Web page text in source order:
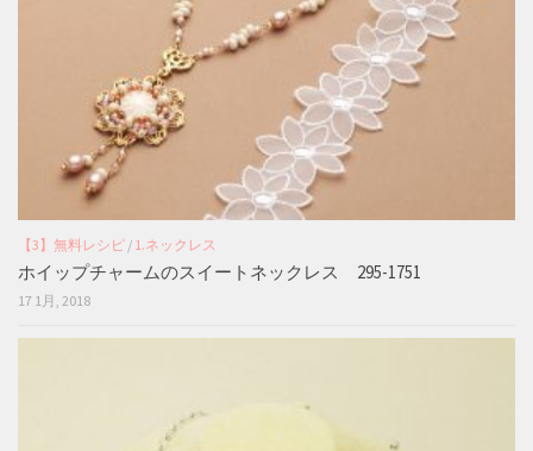
【3】無料レシピ / 1.ネックレス
ホイップチャームのスイートネックレス 295-1751
17 1月, 2018